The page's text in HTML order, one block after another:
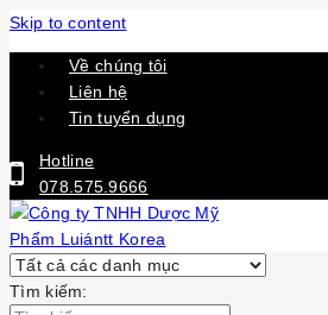
Skip to content
Về chúng tôi
Liên hệ
Tin tuyển dụng
Hotline
078.575.9666
Tìm kiếm: